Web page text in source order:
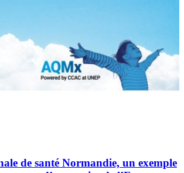
de santé Normandie, un exemple